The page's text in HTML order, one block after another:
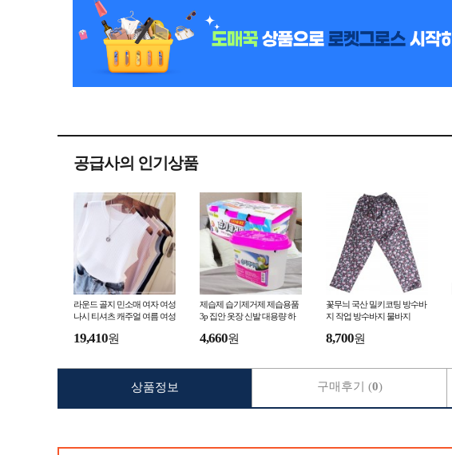
공급사의 인기상품
라운드 골지 민소매 여자 여성
나시 티셔츠 캐주얼 여름 여성
19,410원
제습제 습기제거제 제습용품
3p 집안 옷장 신발 대용량 하
4,660원
꽃무늬 국산 밀키코팅 방수바
지 작업 방수바지 물바지
8,700원
상품정보 구매후기 (0)